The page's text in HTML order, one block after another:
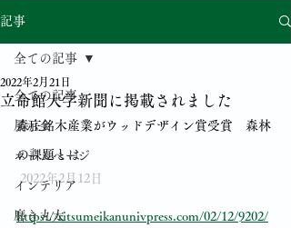
記事
全ての記事
展示会
ホームページ
インテリア
磨き丸太
全ての記事
立命館大学新聞に掲載されました
2022年2月21日
森庄銘木産業がウッドデザイン賞受賞　森林
の課題とは
2022年2月12日
https://ritsumeikanunivpress.com/02/12/9202/